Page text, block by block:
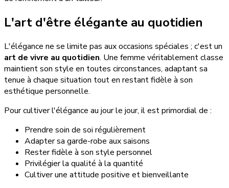
L'art d'être élégante au quotidien
L'élégance ne se limite pas aux occasions spéciales ; c'est un
art de vivre au quotidien. Une femme véritablement classe
maintient son style en toutes circonstances, adaptant sa
tenue à chaque situation tout en restant fidèle à son
esthétique personnelle.
Pour cultiver l'élégance au jour le jour, il est primordial de :
Prendre soin de soi régulièrement
Adapter sa garde-robe aux saisons
Rester fidèle à son style personnel
Privilégier la qualité à la quantité
Cultiver une attitude positive et bienveillante